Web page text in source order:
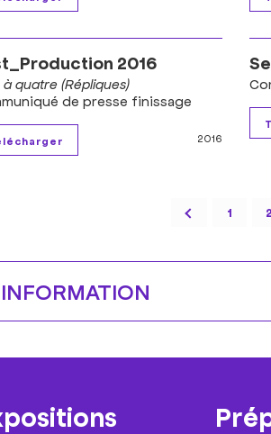
2016
quatre (Répliques)
de presse finissage
2016
1 2